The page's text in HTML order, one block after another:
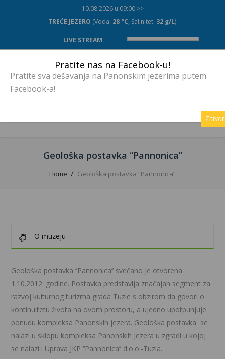
10.08.2026 u 09:00 >>
TREĆE JEZERO (Voda: 28 °C, Salinitet: 32 g/L)
LIVE STREAM
Geološka postavka “Pannonica”
Home Geološka postavka “Pannonica”
O muzeju
Geološka postavka ‘’Pannonica’’ svečano je otvorena
1.10.2012. godine. Postavka predstavlja značajan segment za
razvoj kulturnog turizma grada Tuzle s obzirom da govori o
kontinuitetu života na ovom prostoru, a ujedno upotpunjuje
ponudu kompleksa Panonskih jezera. Geološka postavka se
nalazi u sklopu kompleksa Panonskih jezera u zgradi u kojoj
se nalazi i Uprava JKP ‘’Pannonica’’ d.o.o.-Tuzla.
Pratite nas na Facebook-u!
Pratite sva dešavanja na Panonskim jezerima putem
Facebook-a!